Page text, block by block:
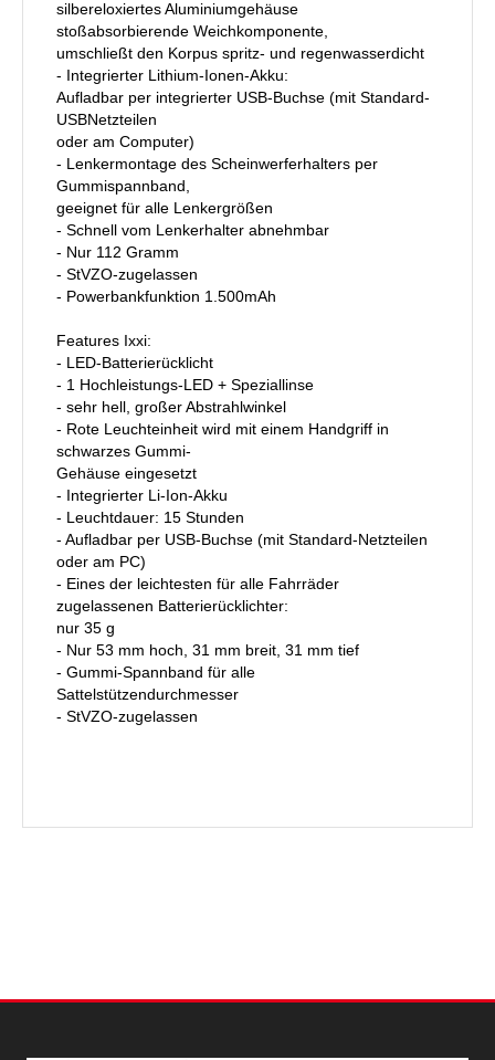
silbereloxiertes Aluminiumgehäuse
stoßabsorbierende Weichkomponente,
umschließt den Korpus spritz- und regenwasserdicht
- Integrierter Lithium-Ionen-Akku:
Aufladbar per integrierter USB-Buchse (mit Standard-
USBNetzteilen
oder am Computer)
- Lenkermontage des Scheinwerferhalters per
Gummispannband,
geeignet für alle Lenkergrößen
- Schnell vom Lenkerhalter abnehmbar
- Nur 112 Gramm
- StVZO-zugelassen
- Powerbankfunktion 1.500mAh
Features Ixxi:
- LED-Batterierücklicht
- 1 Hochleistungs-LED + Speziallinse
- sehr hell, großer Abstrahlwinkel
- Rote Leuchteinheit wird mit einem Handgriff in
schwarzes Gummi-
Gehäuse eingesetzt
- Integrierter Li-Ion-Akku
- Leuchtdauer: 15 Stunden
- Aufladbar per USB-Buchse (mit Standard-Netzteilen
oder am PC)
- Eines der leichtesten für alle Fahrräder
zugelassenen Batterierücklichter:
nur 35 g
- Nur 53 mm hoch, 31 mm breit, 31 mm tief
- Gummi-Spannband für alle
Sattelstützendurchmesser
- StVZO-zugelassen